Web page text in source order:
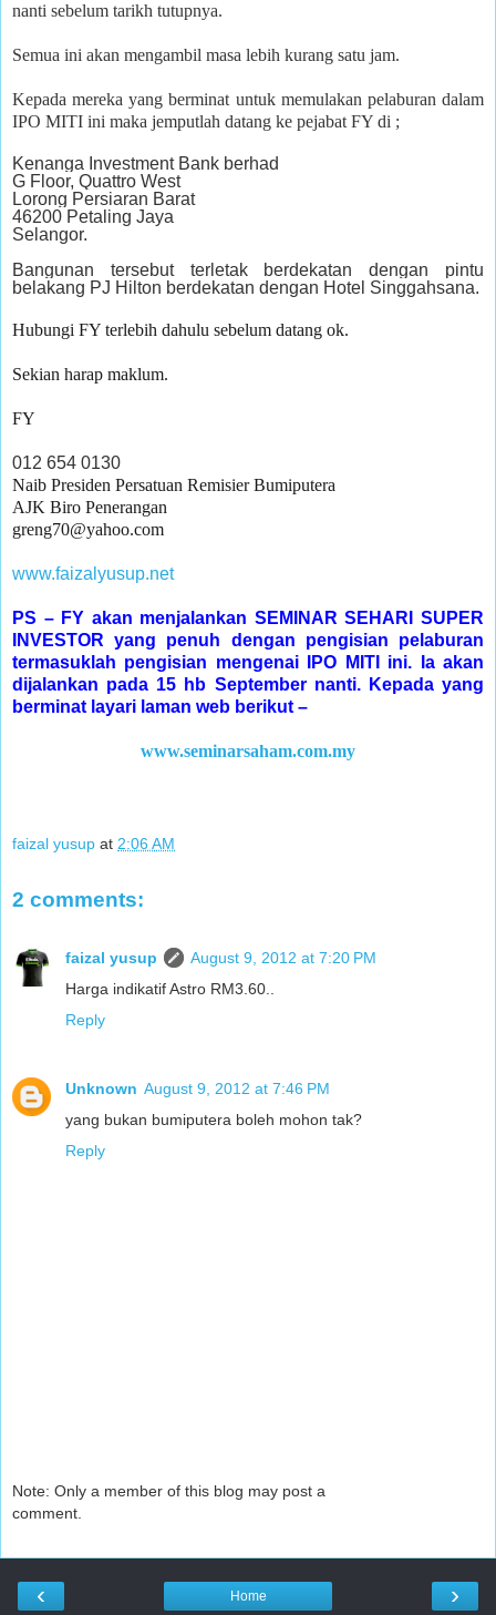
nanti sebelum tarikh tutupnya.
Semua ini akan mengambil masa lebih kurang satu jam.
Kepada mereka yang berminat untuk memulakan pelaburan dalam
IPO MITI ini maka jemputlah datang ke pejabat FY di ;
Kenanga Investment Bank berhad
G Floor, Quattro West
Lorong Persiaran Barat
46200 Petaling Jaya
Selangor.
Bangunan tersebut terletak berdekatan dengan pintu
belakang PJ Hilton berdekatan dengan Hotel Singgahsana.
Hubungi FY terlebih dahulu sebelum datang ok.
Sekian harap maklum.
FY
012 654 0130
Naib Presiden Persatuan Remisier Bumiputera
AJK Biro Penerangan
greng70@yahoo.com
www.faizalyusup.net
PS – FY akan menjalankan SEMINAR SEHARI SUPER
INVESTOR yang penuh dengan pengisian pelaburan
termasuklah pengisian mengenai IPO MITI ini. Ia akan
dijalankan pada 15 hb September nanti. Kepada yang
berminat layari laman web berikut –
www.seminarsaham.com.my
faizal yusup at 2:06 AM
2 comments:
faizal yusup
August 9, 2012 at 7:20 PM
Harga indikatif Astro RM3.60..
Reply
Unknown August 9, 2012 at 7:46 PM
yang bukan bumiputera boleh mohon tak?
Reply
Note: Only a member of this blog may post a
comment.
‹ ›
Home